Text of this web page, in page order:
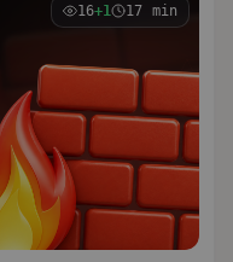
16+1 17 min